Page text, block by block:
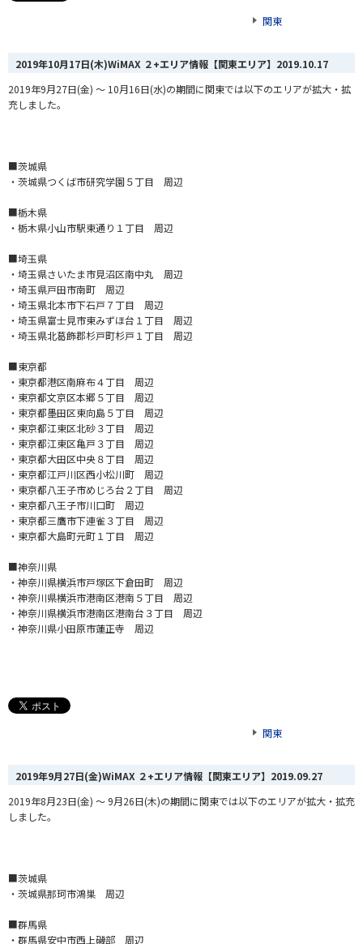
関東
2019年10月17日(木)WiMAX ２+エリア情報【関東エリア】 2019.10.17
2019年9月27日(金) ～ 10月16日(水)の期間に関東では以下のエリアが拡大・拡
充しました。
■茨城県
・茨城県つくば市研究学園５丁目 周辺
■栃木県
・栃木県小山市駅東通り１丁目 周辺
■埼玉県
・埼玉県さいたま市見沼区南中丸 周辺
・埼玉県戸田市南町 周辺
・埼玉県北本市下石戸７丁目 周辺
・埼玉県富士見市東みずほ台１丁目 周辺
・埼玉県北葛飾郡杉戸町杉戸１丁目 周辺
■東京都
・東京都港区南麻布４丁目 周辺
・東京都文京区本郷５丁目 周辺
・東京都墨田区東向島５丁目 周辺
・東京都江東区北砂３丁目 周辺
・東京都江東区亀戸３丁目 周辺
・東京都大田区中央８丁目 周辺
・東京都江戸川区西小松川町 周辺
・東京都八王子市めじろ台２丁目 周辺
・東京都八王子市川口町 周辺
・東京都三鷹市下連雀３丁目 周辺
・東京都大島町元町１丁目 周辺
■神奈川県
・神奈川県横浜市戸塚区下倉田町 周辺
・神奈川県横浜市港南区港南５丁目 周辺
・神奈川県横浜市港南区港南台３丁目 周辺
・神奈川県小田原市蓮正寺 周辺
関東
2019年9月27日(金)WiMAX ２+エリア情報【関東エリア】 2019.09.27
2019年8月23日(金) ～ 9月26日(木)の期間に関東では以下のエリアが拡大・拡充
しました。
■茨城県
・茨城県那珂市鴻巣 周辺
■群馬県
・群馬県安中市西上磯部 周辺